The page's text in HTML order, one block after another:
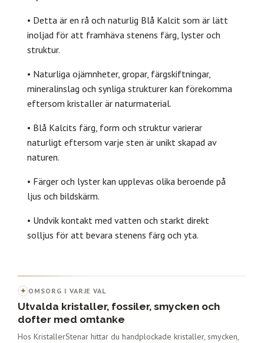
• Detta är en rå och naturlig Blå Kalcit som är lätt
inoljad för att framhäva stenens färg, lyster och
struktur.
• Naturliga ojämnheter, gropar, färgskiftningar,
mineralinslag och synliga strukturer kan förekomma
eftersom kristaller är naturmaterial.
• Blå Kalcits färg, form och struktur varierar
naturligt eftersom varje sten är unikt skapad av
naturen.
• Färger och lyster kan upplevas olika beroende på
ljus och bildskärm.
• Undvik kontakt med vatten och starkt direkt
solljus för att bevara stenens färg och yta.
✦ OMSORG I VARJE VAL
Utvalda kristaller, fossiler, smycken och
dofter med omtanke
Hos KristallerStenar hittar du handplockade kristaller, smycken,